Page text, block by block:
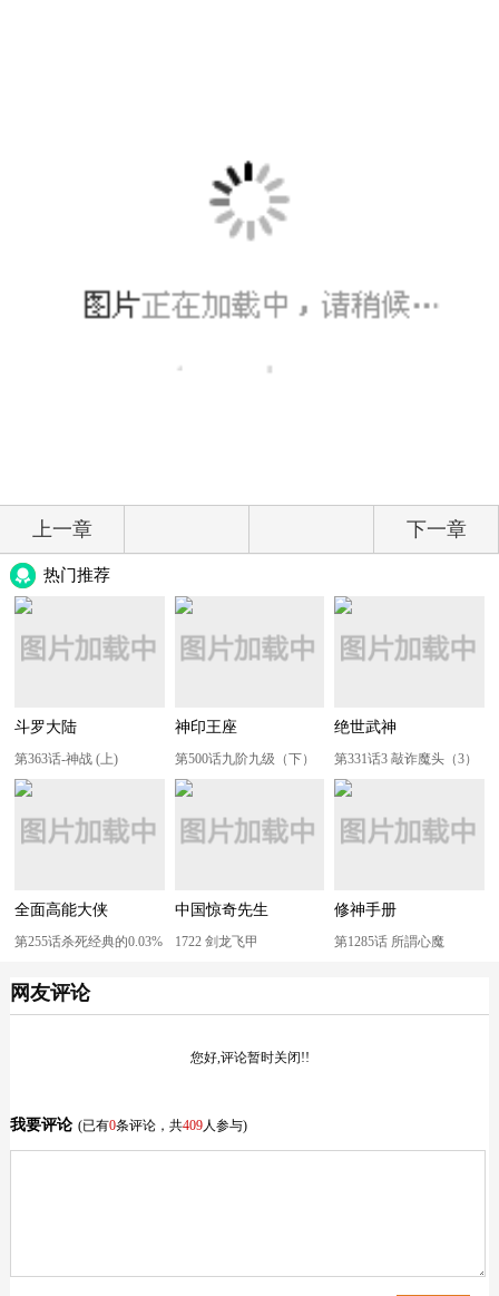
上一章 下一章
热门推荐
斗罗大陆
第363话-神战 (上)
神印王座
第500话九阶九级（下）
绝世武神
第331话3 敲诈魔头（3）
全面高能大侠
第255话杀死经典的0.03%
中国惊奇先生
1722 剑龙飞甲
修神手册
第1285话 所謂心魔
网友评论
您好,评论暂时关闭!!
我要评论 (已有0条评论，共409人参与)